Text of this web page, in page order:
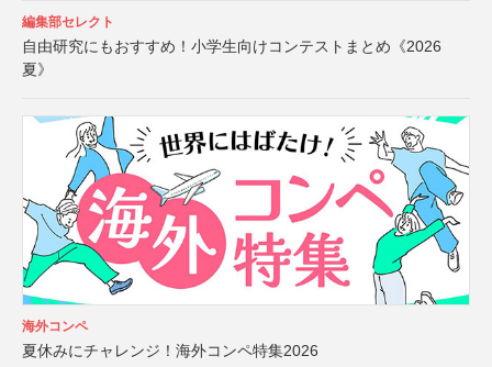
編集部セレクト
自由研究にもおすすめ！小学生向けコンテストまとめ《2026
夏》
海外コンペ
夏休みにチャレンジ！海外コンペ特集2026